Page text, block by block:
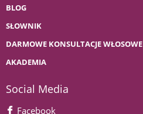
BLOG
SŁOWNIK
DARMOWE KONSULTACJE WŁOSOWE
AKADEMIA
Social Media
Facebook